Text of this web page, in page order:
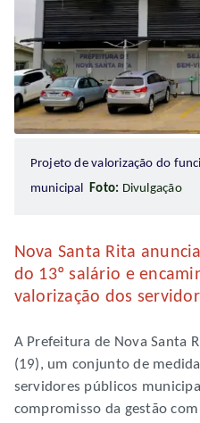
Projeto de valorização do
municipalFoto: Divulgação
Nova Santa Rita
do 13º salário e
valorização dos
A Prefeitura de Nova Santa
(19), um conjunto de
servidores públicos
compromisso da gestão